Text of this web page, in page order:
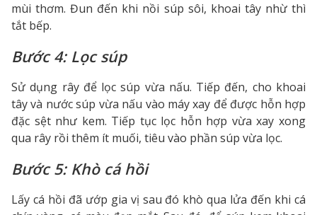
mùi thơm. Đun đến khi nồi súp sôi, khoai tây nhừ thì
tắt bếp.
Bước 4: Lọc súp
Sử dụng rây để lọc súp vừa nấu. Tiếp đến, cho khoai
tây và nước súp vừa nấu vào máy xay để được hỗn hợp
đặc sệt như kem. Tiếp tục lọc hỗn hợp vừa xay xong
qua rây rồi thêm ít muối, tiêu vào phần súp vừa lọc.
Bước 5: Khò cá hồi
Lấy cá hồi đã ướp gia vị sau đó khò qua lửa đến khi cá